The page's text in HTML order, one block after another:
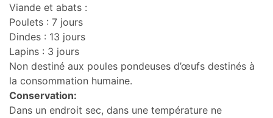
Viande et abats :
Poulets : 7 jours
Dindes : 13 jours
Lapins : 3 jours
Non destiné aux poules pondeuses d’œufs destinés à
la consommation humaine.
Conservation:
Dans un endroit sec, dans une température ne